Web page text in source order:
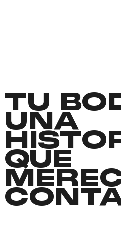
TU
UNA
QUE